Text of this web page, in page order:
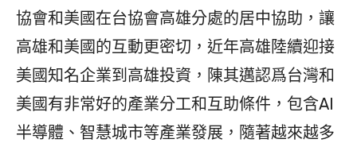
協會和美國在台協會高雄分處的居中協助，讓
高雄和美國的互動更密切，近年高雄陸續迎接
美國知名企業到高雄投資，陳其邁認爲台灣和
美國有非常好的產業分工和互助條件，包含AI
半導體、智慧城市等產業發展，隨著越來越多